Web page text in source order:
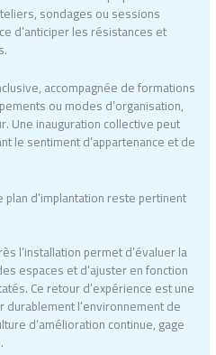
sondages ou sessions
d’anticiper les résistances et
accompagnée de formations
ou modes d’organisation,
Une inauguration collective peut
le sentiment d’appartenance et de
d’implantation reste pertinent
l’installation permet d’évaluer la
espaces et d’ajuster en fonction
Ce retour d’expérience est une
l’environnement de
d’amélioration continue, gage